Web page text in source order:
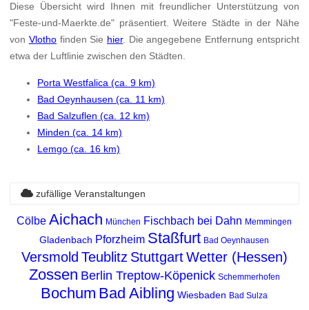
Diese Übersicht wird Ihnen mit freundlicher Unterstützung von
"Feste-und-Maerkte.de" präsentiert. Weitere Städte in der Nähe
von Vlothofinden Sie hier. Die angegebene Entfernung entspricht
etwa der Luftlinie zwischen den Städten.
Porta Westfalica (ca. 9 km)
Bad Oeynhausen (ca. 11 km)
Bad Salzuflen (ca. 12 km)
Minden (ca. 14 km)
Lemgo (ca. 16 km)
zufällige Veranstaltungen
Cölbe Aichach München Fischbach bei Dahn Memmingen
Gladenbach Pforzheim Staßfurt Bad Oeynhausen
Versmold Teublitz StuttgartWetter (Hessen)
Zossen Berlin Treptow-Köpenick Schemmerhofen
Bochum Bad Aibling Wiesbaden Bad Sulza